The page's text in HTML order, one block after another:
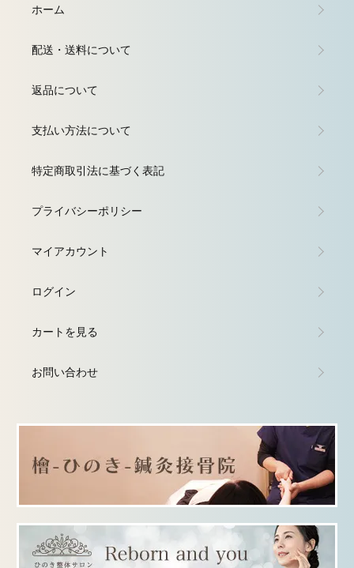
ホーム
配送・送料について
返品について
支払い方法について
特定商取引法に基づく表記
プライバシーポリシー
マイアカウント
ログイン
カートを見る
お問い合わせ